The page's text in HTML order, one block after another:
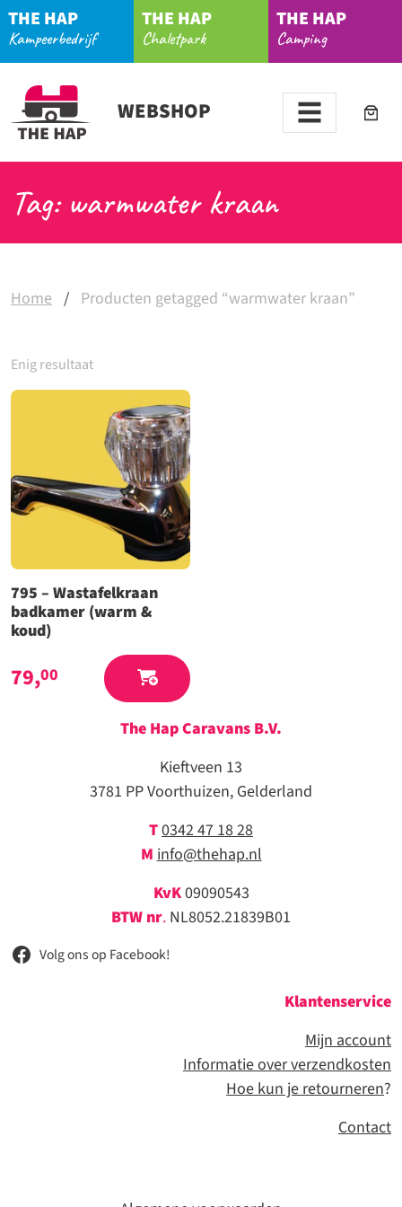
THE HAP
Kampeerbedrijf
THE HAP
Chaletpark
THE HAP
Camping
WEBSHOP
Tag: warmwater kraan
Home / Producten getagged “warmwater kraan”
Enig resultaat
795 – Wastafelkraan
badkamer (warm &
koud)
79,00
The Hap Caravans B.V.
Kieftveen 13
3781 PP Voorthuizen, Gelderland
T0342 47 18 28
M info@thehap.nl
KvK09090543
BTW nr. NL8052.21839B01
Volg ons op Facebook!
Klantenservice
Mijn account
Informatie over verzendkosten
Hoe kun je retourneren?
Contact